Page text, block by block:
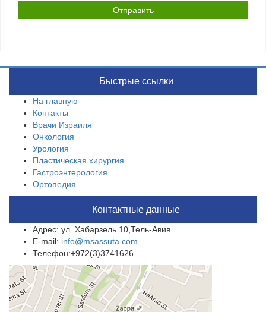
Быстрые ссылки
На главную
Контакты
Врачи Израиля
Онкология
Урология
Пластическая хирургия
Гастроэнтерология
Ортопедия
Контактные данные
Адрес: ул. Хабарзель 10,Тель-Авив
E-mail: info@msassuta.com
Телефон:+972(3)3741626